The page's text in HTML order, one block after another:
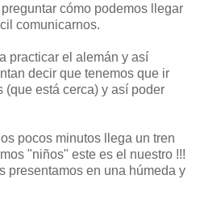
cómo podemos llegar
comunicarnos.
practicar el alemán y así
decir que tenemos que ir
(que está cerca) y así poder
pocos minutos llega un tren
"niños" este es el nuestro !!!
presentamos en una húmeda y